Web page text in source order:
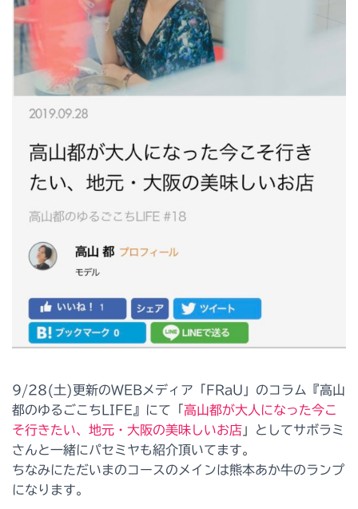
9/28(土)更新のWEBメディア「FRaU」のコラム『高山
都のゆるごこちLIFE』にて「 高山都が大人になった今こ
そ行きたい、地元・大阪の美味しいお店 」としてサボラミ
さんと一緒にパセミヤも紹介頂いてます。
ちなみにただいまのコースのメインは熊本あか牛のランプ
になります。